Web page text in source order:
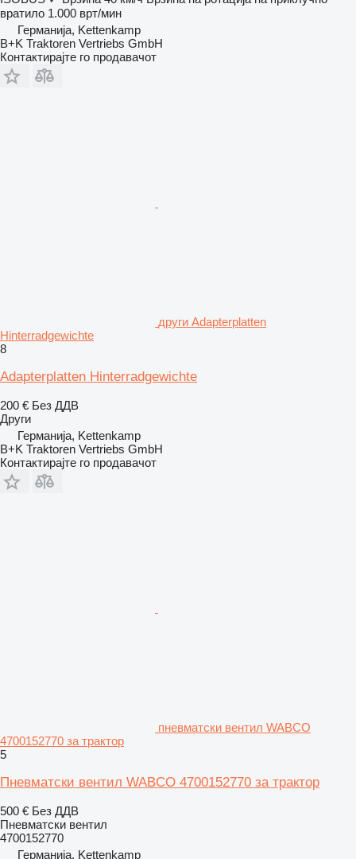
вратило 1.000 врт/мин
Германија, Kettenkamp
B+K Traktoren Vertriebs GmbH
Контактирајте го продавачот
други Adapterplatten
Hinterradgewichte
8
Adapterplatten Hinterradgewichte
200 € Без ДДВ
Други
Германија, Kettenkamp
B+K Traktoren Vertriebs GmbH
Контактирајте го продавачот
пневматски вентил WABCO
4700152770 за трактор
5
Пневматски вентил WABCO 4700152770 за трактор
500 € Без ДДВ
Пневматски вентил
4700152770
Германија, Kettenkamp